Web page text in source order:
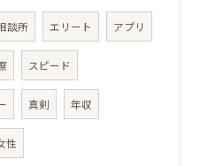
談所 エリート アプリ
スピード
真剣 年収
性